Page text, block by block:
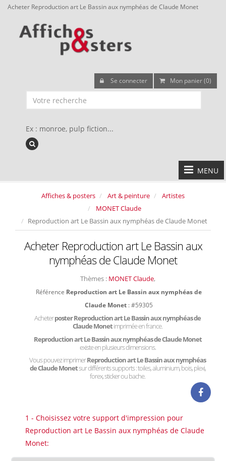
Acheter Reproduction art Le Bassin aux nymphéas de Claude Monet
Se connecter Mon panier (0)
Ex : monroe, pulp fiction...
MENU
Affiches & posters Art & peinture
Artistes
MONET Claude
Reproduction art Le Bassin aux nymphéas de Claude Monet
Acheter Reproduction art Le Bassin aux
nymphéas de Claude Monet
Thèmes : MONET Claude,
Référence Reproduction art Le Bassin aux nymphéas de
Claude Monet : #59305
Acheterposter Reproduction art Le Bassin aux nymphéas de
Claude Monetimprimée en france.
Reproduction art Le Bassin aux nymphéas de Claude Monet
existe en plusieurs dimensions.
Vous pouvez imprimerReproduction art Le Bassin aux nymphéas
de Claude Monetsur différents supports : toiles, aluminium, bois, plexi,
forex, sticker ou bache.
1 - Choisissez votre support d'impression pour
Reproduction art Le Bassin aux nymphéas de Claude
Monet: